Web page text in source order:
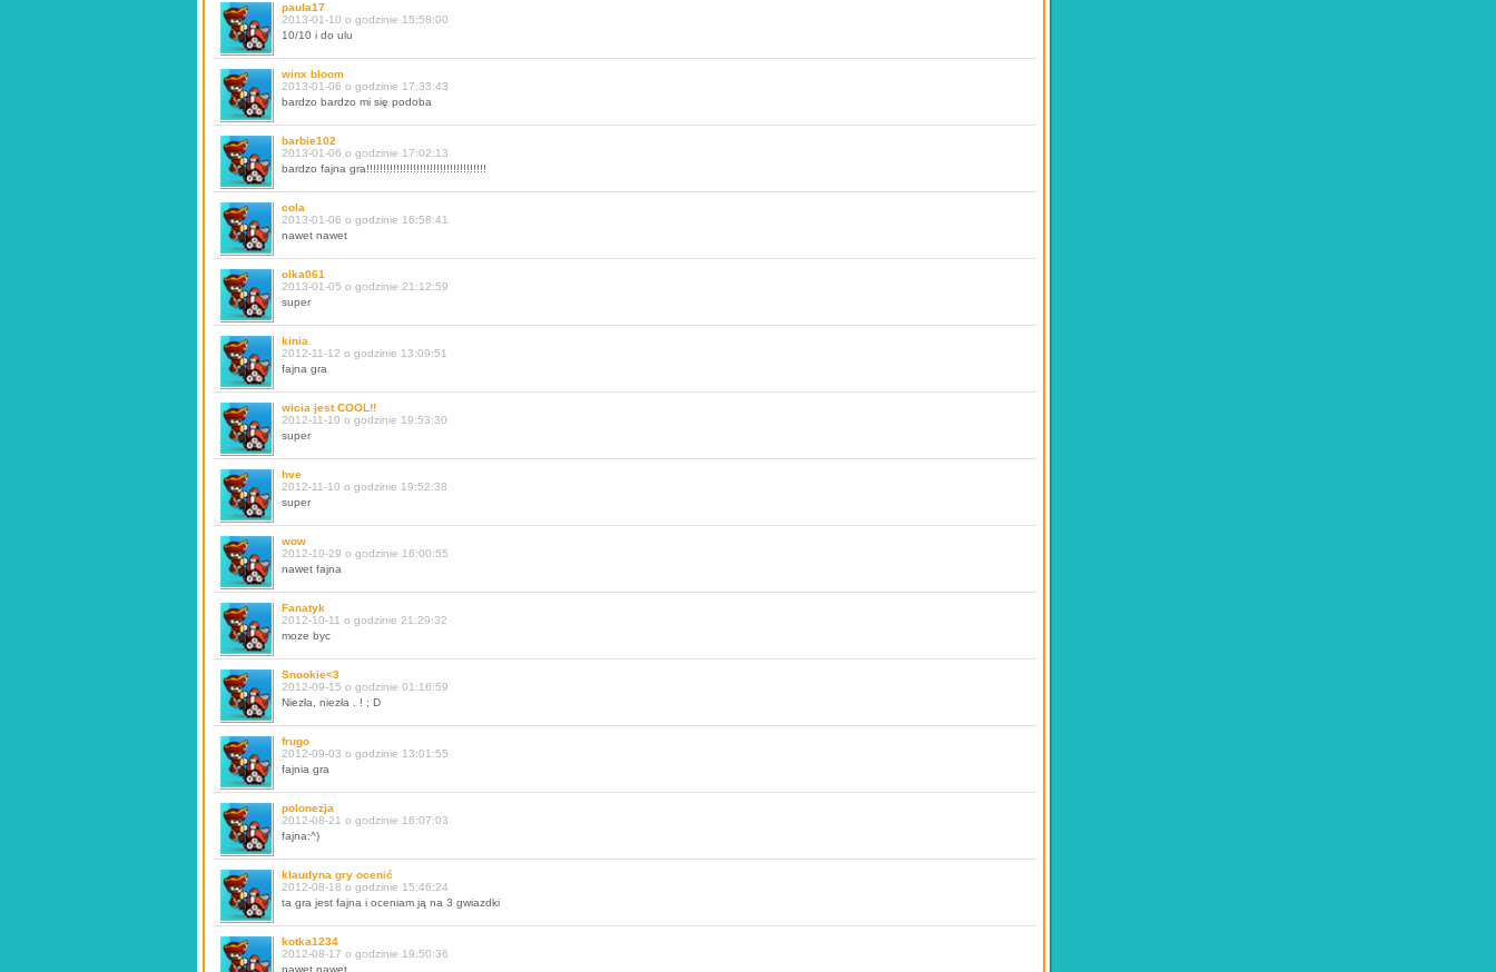
paula17
2013-01-10 o godzinie 15:58:00
10/10 i do ulu
winx bloom
2013-01-06 o godzinie 17:33:43
bardzo bardzo mi się podoba
barbie102
2013-01-06 o godzinie 17:02:13
bardzo fajna gra!!!!!!!!!!!!!!!!!!!!!!!!!!!!!!!!!!!!
cola
2013-01-06 o godzinie 16:58:41
nawet nawet
olka061
2013-01-05 o godzinie 21:12:59
super
kinia
2012-11-12 o godzinie 13:09:51
fajna gra
wicia jest COOL!!
2012-11-10 o godzinie 19:53:30
super
hve
2012-11-10 o godzinie 19:52:38
super
wow
2012-10-29 o godzinie 16:00:55
nawet fajna
Fanatyk
2012-10-11 o godzinie 21:29:32
moze byc
Snookie<3
2012-09-15 o godzinie 01:16:59
Niezła, niezła . ! ; D
frugo
2012-09-03 o godzinie 13:01:55
fajnia gra
polonezja
2012-08-21 o godzinie 16:07:03
fajna:^)
klaudyna gry ocenić
2012-08-18 o godzinie 15:46:24
ta gra jest fajna i oceniam ją na 3 gwiazdki
kotka1234
2012-08-17 o godzinie 19:50:36
nawet,nawet